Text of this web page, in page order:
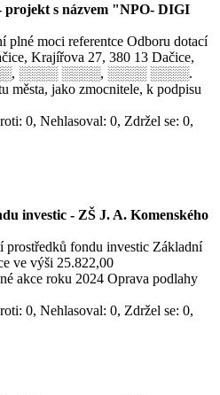
projekt s názvem "NPO- DIGI
plné moci referentce Odboru dotací
Krajířova 27, 380 13 Dačice,
░░░░ ░░░░, ░░░░ ░░░░.
města, jako zmocnitele, k podpisu
0, Nehlasoval: 0, Zdržel se: 0,
investic - ZŠ J. A. Komenského
prostředků fondu investic Základní
ve výši 25.822,00
akce roku 2024 Oprava podlahy
0, Nehlasoval: 0, Zdržel se: 0,